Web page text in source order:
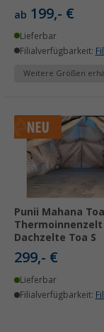
ab 199,- €
Lieferbar
Filialverfügbarkeit:
Weitere Größen
Punii Mahana
Dachzelte Toa S
299,- €
Lieferbar
Filialverfügbarkeit: